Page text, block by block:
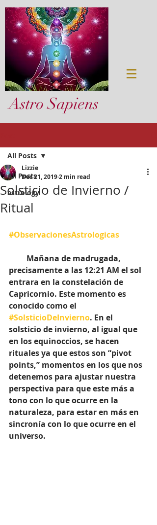
Astro Sapiens
All Posts
astrology
All Posts
Solsticio de Invierno /
Ritual
Lizzie
Dec 21, 20192 min read
#ObservacionesAstrologicas
precisamente a las 12:21 AM el sol
entrara en la constelación de
Capricornio. Este momento es
conocido como el
#SolsticioDeInvierno. En el
solsticio de invierno, al igual que
en los equinoccios, se hacen
rituales ya que estos son “pivot
points,” momentos en los que nos
detenemos para ajustar nuestra
perspectiva para que este más a
tono con lo que ocurre en la
naturaleza, para estar en más en
sincronía con lo que ocurre en el
universo.